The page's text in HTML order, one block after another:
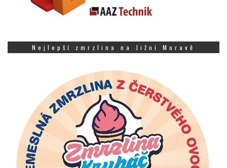
Nejlepší zmrzlina na Jižní Moravě